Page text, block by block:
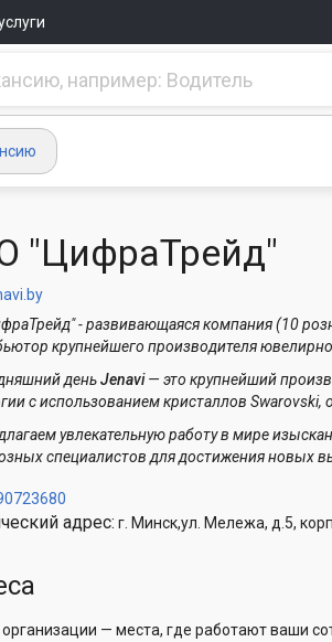
"ЦифраТрейд"
- развивающаяся компания (10
крупнейшего производителя
деньJenavi— это крупнейший
с использованием кристаллов
увлекательную работу в мире
специалистов для достижения новых
адрес: г. Минск,ул. Мележа, д.5,
— места, где работают ваши